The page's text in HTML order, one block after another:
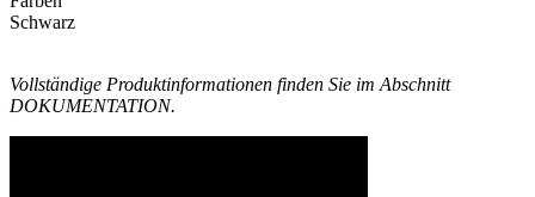
Schwarz
Vollständige Produktinformationen finden Sie im Abschnitt
DOKUMENTATION.